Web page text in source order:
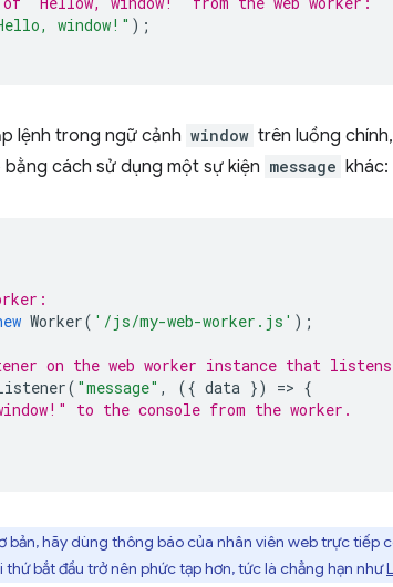
window!" );
lệnh trong ngữ cảnh window trên luồng
cách sử dụng một sự kiện message khác:
Worker( '/js/my-web-worker.js' );
on the web worker instance that listens
( "message" , ({ data }) => {
to the console from the worker.
bản, hãy dùng thông báo của nhân viên web trực tiếp
bắt đầu trở nên phức tạp hơn, tức là chẳng hạn như